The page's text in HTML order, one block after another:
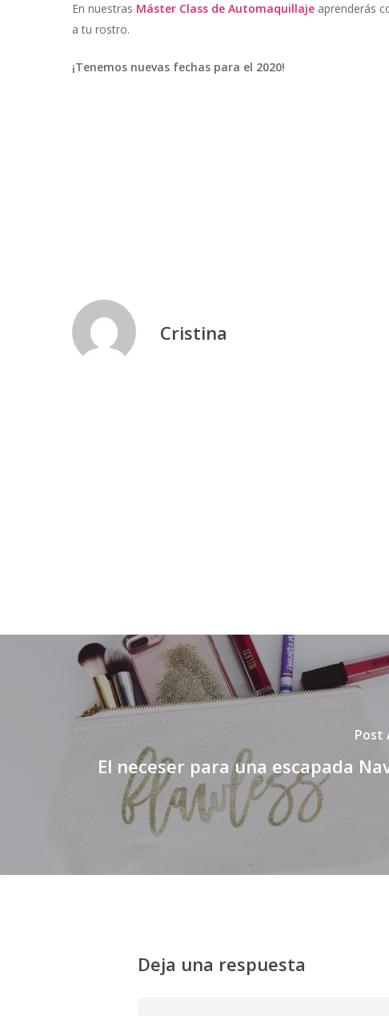
En nuestras Máster Class de Automaquillaje aprenderás
a tu rostro.
¡Tenemos nuevas fechas para el 2020!
Cristina
Post
El neceser para una escapada
Deja una respuesta